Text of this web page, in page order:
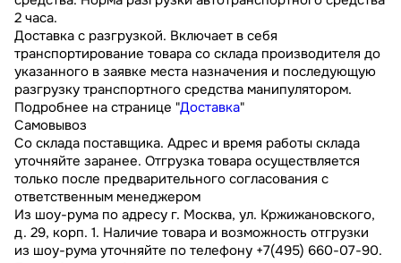
2 часа.
Доставка с разгрузкой. Включает в себя
транспортирование товара со склада производителя до
указанного в заявке места назначения и последующую
разгрузку транспортного средства манипулятором.
Подробнее на странице "Доставка"
Самовывоз
Со склада поставщика. Адрес и время работы склада
уточняйте заранее. Отгрузка товара осуществляется
только после предварительного согласования с
ответственным менеджером
Из шоу-рума по адресу г. Москва, ул. Кржижановского,
д. 29, корп. 1. Наличие товара и возможность отгрузки
из шоу-рума уточняйте по телефону +7(495) 660-07-90.